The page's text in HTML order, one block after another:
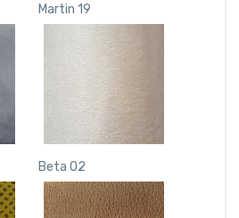
Martin 19
Beta 02